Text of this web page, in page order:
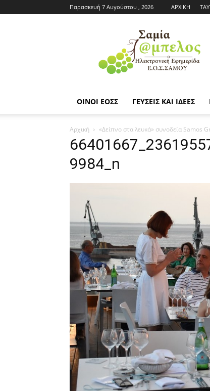
Παρασκευή 7 Αυγούστου , 2026 ΑΡΧΙΚΗ
Εφημερίδα
ΕΟΣΣ
|
Σαμία
ΟΙΝΟΙ ΕΟΣΣ ΓΕΥΣΕΙΣ ΚΑΙ ΙΔΕΕΣ
Αρχική «Δείπνο στα λευκά» συνοδεία Samos
9984_n